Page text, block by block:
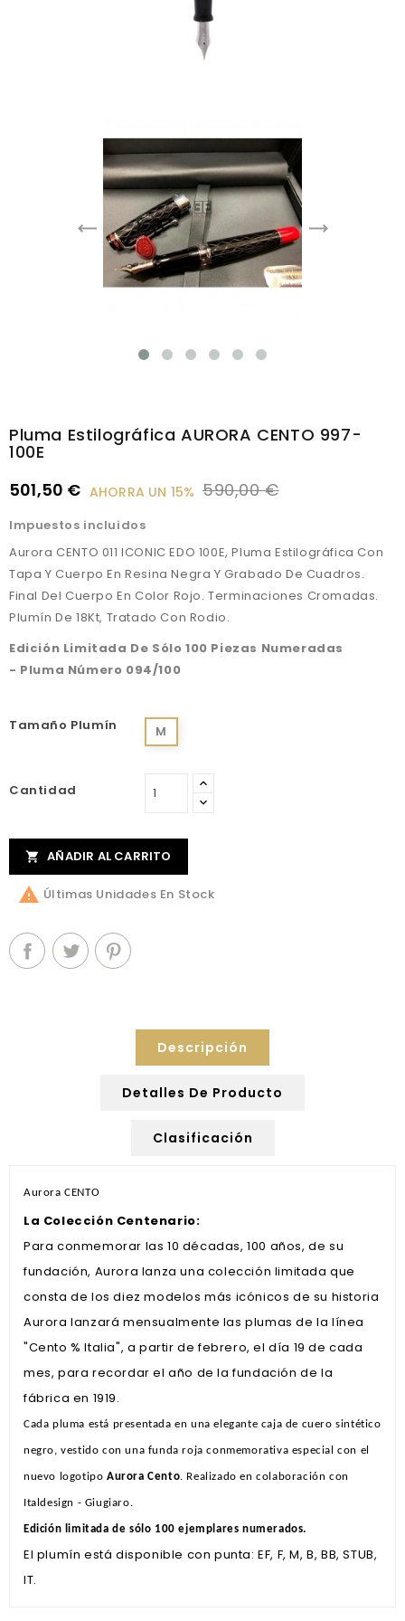
Pluma Estilográfica AURORA CENTO 997-
100E
501,50 € AHORRA UN 15% 590,00 €
Impuestos incluidos
Aurora CENTO 011 ICONIC EDO 100E, Pluma Estilográfica Con
Tapa Y Cuerpo En Resina Negra Y Grabado De Cuadros.
Final Del Cuerpo En Color Rojo. Terminaciones Cromadas.
Plumín De 18Kt, Tratado Con Rodio.
Edición Limitada De Sólo 100 Piezas Numeradas
- Pluma Número 094/100
Tamaño Plumín M
Cantidad
 AÑADIR AL CARRITO
 Últimas Unidades En Stock
Descripción
Detalles De Producto
Clasificación
Aurora CENTO
La Colección Centenario:
Para conmemorar las 10 décadas, 100 años, de su
fundación, Aurora lanza una colección limitada que
consta de los diez modelos más icónicos de su historia
Aurora lanzará mensualmente las plumas de la línea
"Cento % Italia", a partir de febrero, el día 19 de cada
mes, para recordar el año de la fundación de la
fábrica en 1919.
Cada pluma está presentada en una elegante caja de cuero sintético
negro, vestido con una funda roja conmemorativa especial con el
nuevo logotipo Aurora Cento. Realizado en colaboración con
Italdesign - Giugiaro.
Edición limitada de sólo 100 ejemplares numerados.
El plumín está disponible con punta: EF, F, M, B, BB, STUB,
IT.